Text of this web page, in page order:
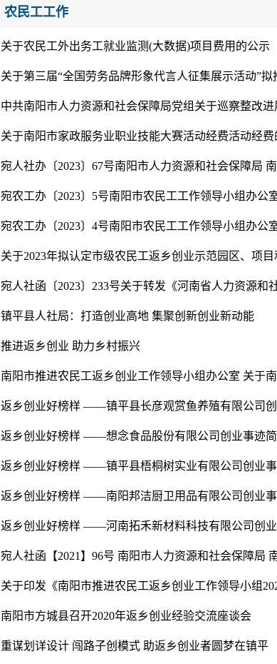
农民工工作
关于农民工外出务工就业监测(大数据)项目费用的公示
关于第三届“全国劳务品牌形象代言人征集展示活动”拟
中共南阳市人力资源和社会保障局党组关于巡察整改
关于南阳市家政服务业职业技能大赛活动经费活动经费
宛人社办〔2023〕67号南阳市人力资源和社会保障局
宛农工办〔2023〕5号南阳市农民工工作领导小组办公
宛农工办〔2023〕4号南阳市农民工工作领导小组办公
关于2023年拟认定市级农民工返乡创业示范园区、项
宛人社函〔2023〕233号关于转发《河南省人力资源和
镇平县人社局：打造创业高地 集聚创新创业新动能
推进返乡创业 助力乡村振兴
南阳市推进农民工返乡创业工作领导小组办公室 关于
返乡创业好榜样 ——镇平县长彦观赏鱼养殖有限公司
返乡创业好榜样 ——想念食品股份有限公司创业事迹
返乡创业好榜样 ——镇平县梧桐树实业有限公司创业
返乡创业好榜样 ——南阳邦洁厨卫用品有限公司创业
返乡创业好榜样 ——河南拓禾新材料科技有限公司创
宛人社函【2021】96号 南阳市人力资源和社会保障局
关于印发《南阳市推进农民工返乡创业工作领导小组
南阳市方城县召开2020年返乡创业经验交流座谈会
重谋划详设计 闯路子创模式 助返乡创业者圆梦在镇平